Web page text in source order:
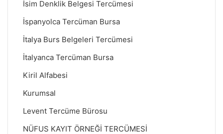
İsim Denklik Belgesi Tercümesi
İspanyolca Tercüman Bursa
İtalya Burs Belgeleri Tercümesi
İtalyanca Tercüman Bursa
Kiril Alfabesi
Kurumsal
Levent Tercüme Bürosu
NÜFUS KAYIT ÖRNEĞİ TERCÜMESİ